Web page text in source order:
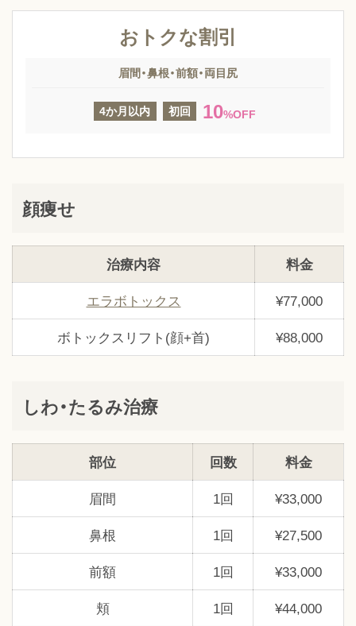
おトクな割引
眉間・鼻根・前額・両目尻
4か月以内 初回 10%OFF
顔痩せ
治療内容
料金
エラボトックス
¥77,000
ボトックスリフト(顔+首)
¥88,000
しわ・たるみ治療
部位 回数
料金
眉間
1回
¥33,000
鼻根
1回
¥27,500
前額
1回
¥33,000
頬
1回
¥44,000